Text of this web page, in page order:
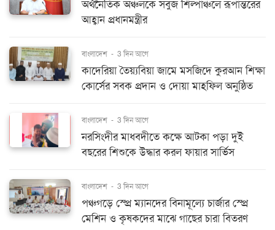
অর্থনৈতিক অঞ্চলকে সবুজ শিল্পাঞ্চলে রূপান্তরের
আহ্বান প্রধানমন্ত্রীর
বাংলাদেশ - 3 দিন আগে
কাদেরিয়া তৈয়্যবিয়া জামে মসজিদে কুরআন শিক্ষা
কোর্সের সবক প্রদান ও দোয়া মাহফিল অনুষ্ঠিত
বাংলাদেশ - 3 দিন আগে
নরসিংদীর মাধবদীতে কক্ষে আটকা পড়া দুই
বছরের শিশুকে উদ্ধার করল ফায়ার সার্ভিস
বাংলাদেশ - 3 দিন আগে
পঞ্চগড়ে স্প্রে ম্যানদের বিনামূল্যে চার্জার স্প্রে
মেশিন ও কৃষকদের মাঝে গাছের চারা বিতরণ